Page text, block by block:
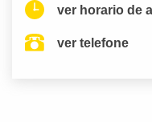
ver horario de
ver telefone